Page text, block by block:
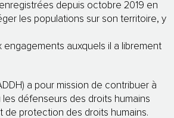
depuis octobre 2019 en
les populations sur son territoire, y
auxquels il a librement
a pour mission de contribuer à
défenseurs des droits humains
protection des droits humains.